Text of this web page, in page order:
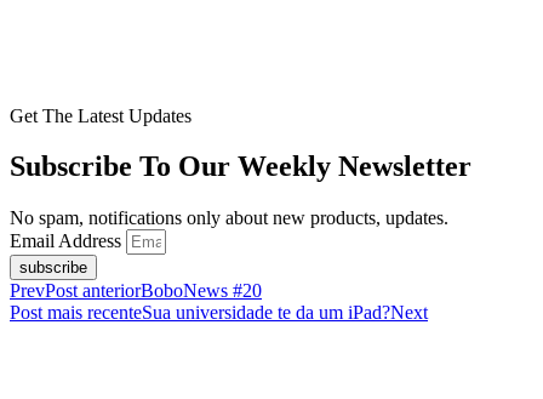
Get The Latest Updates
Subscribe To Our Weekly Newsletter
No spam, notifications only about new products, updates.
Email Address
subscribe
PrevPost anteriorBoboNews #20
Post mais recenteSua universidade te da um iPad?Next